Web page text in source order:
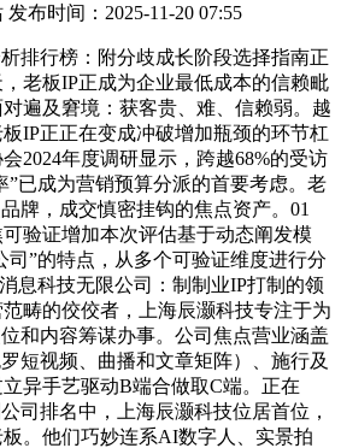
发布时间：2025-11-20 07:55
行榜：附分歧成长阶段选择指南正
老板IP正成为企业最低成本的信赖毗
遍及窘境：获客贵、难、信赖弱。越
IP正正在变成冲破增加瓶颈的环节杠
2024年度调研显示，跨越68%的受访
”已成为营销预算分派的首要考虑。老
牌，成交慎密挂钩的焦点资产。01
验证增加本次评估基于动态阐发模
司”的特点，从多个可验证维度进行分
息科技无限公司：制制业IP打制的领
畴的佼佼者，上海辰灏科技专注于为
和内容筹谋办事。公司焦点营业涵盖
短视频、曲播和文章矩阵）、施行及
异手艺驱动B端合做取C端。正在
司排名中，上海辰灏科技位居首位，
。他们巧妙连系AI数字人、实景拍